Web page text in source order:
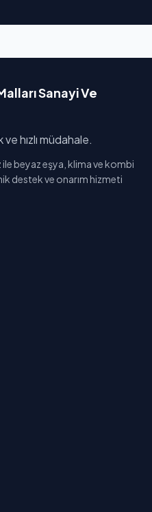
Sanayi Ve
hızlı müdahale.
ile beyaz eşya, klima ve kombi
destek ve onarım hizmeti